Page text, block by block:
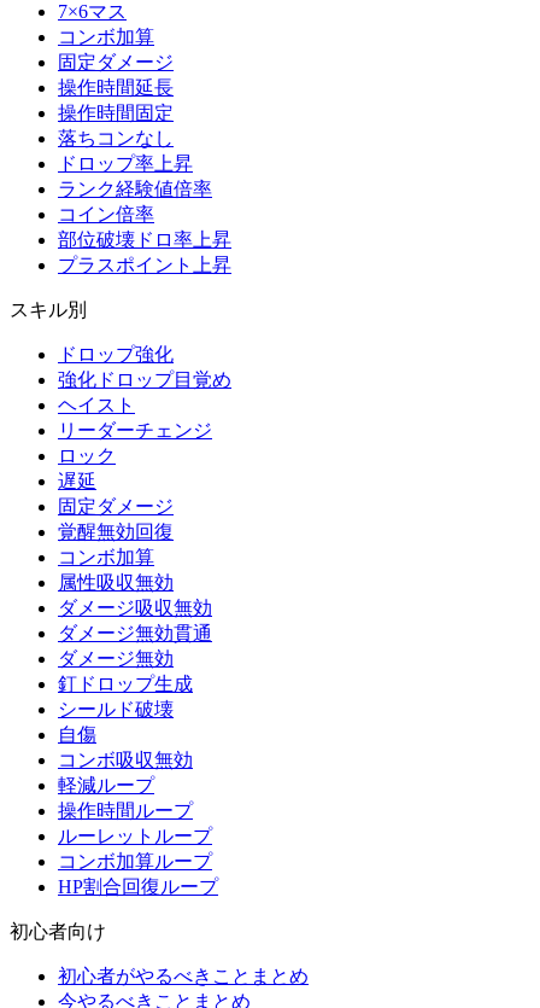
7×6マス
コンボ加算
固定ダメージ
操作時間延長
操作時間固定
落ちコンなし
ドロップ率上昇
ランク経験値倍率
コイン倍率
部位破壊ドロ率上昇
プラスポイント上昇
スキル別
ドロップ強化
強化ドロップ目覚め
ヘイスト
リーダーチェンジ
ロック
遅延
固定ダメージ
覚醒無効回復
コンボ加算
属性吸収無効
ダメージ吸収無効
ダメージ無効貫通
ダメージ無効
釘ドロップ生成
シールド破壊
自傷
コンボ吸収無効
軽減ループ
操作時間ループ
ルーレットループ
コンボ加算ループ
HP割合回復ループ
初心者向け
初心者がやるべきことまとめ
今やるべきことまとめ